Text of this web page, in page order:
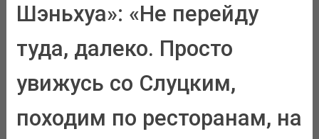
Шэньхуа»: «Не перейду
туда, далеко. Просто
увижусь со Слуцким,
походим по ресторанам, на